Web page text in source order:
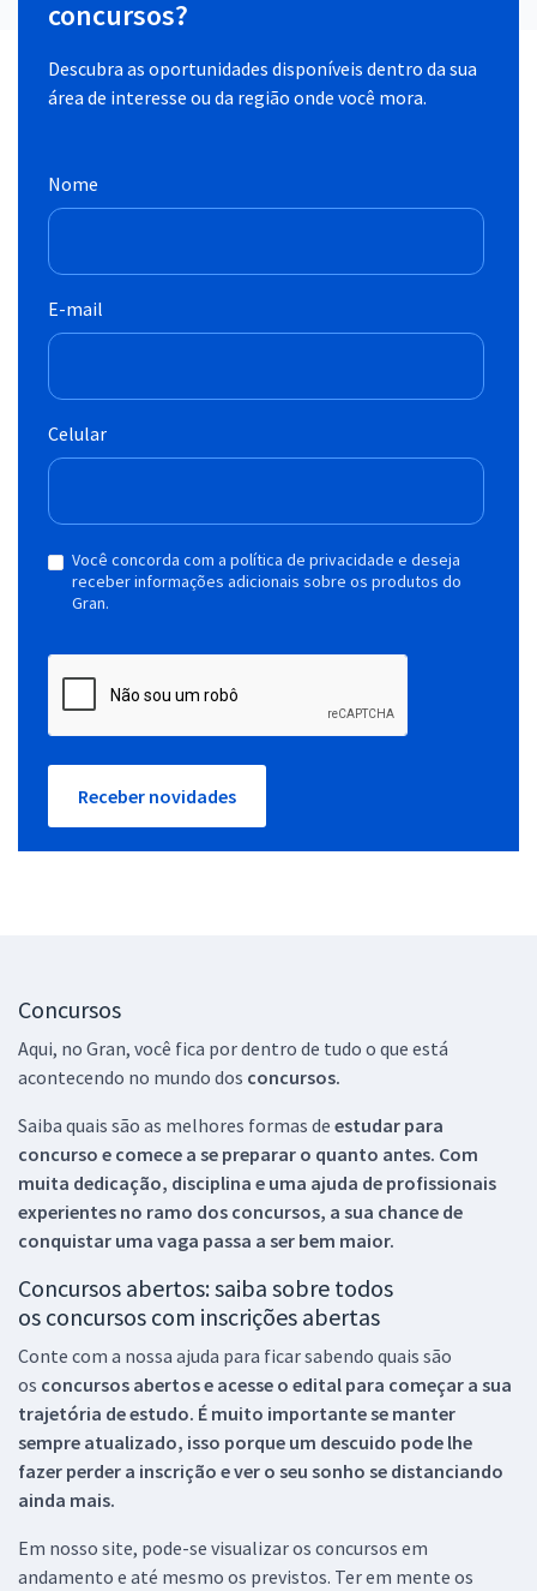
concursos?
Descubra as oportunidades disponíveis dentro da sua
área de interesse ou da região onde você mora.
Nome
E-mail
Celular
Você concorda com a política de privacidade e deseja
receber informações adicionais sobre os produtos do
Gran.
Receber novidades
Concursos
Aqui, no Gran, você fica por dentro de tudo o que está
acontecendo no mundo dos concursos.
Saiba quais são as melhores formas de estudar para
concurso e comece a se preparar o quanto antes. Com
muita dedicação, disciplina e uma ajuda de profissionais
experientes no ramo dos concursos, a sua chance de
conquistar uma vaga passa a ser bem maior.
Concursos abertos: saiba sobre todos
os concursos com inscrições abertas
Conte com a nossa ajuda para ficar sabendo quais são
os concursos abertos e acesse o edital para começar a sua
trajetória de estudo. É muito importante se manter
sempre atualizado, isso porque um descuido pode lhe
fazer perder a inscrição e ver o seu sonho se distanciando
ainda mais.
Em nosso site, pode-se visualizar os concursos em
andamento e até mesmo os previstos. Ter em mente os